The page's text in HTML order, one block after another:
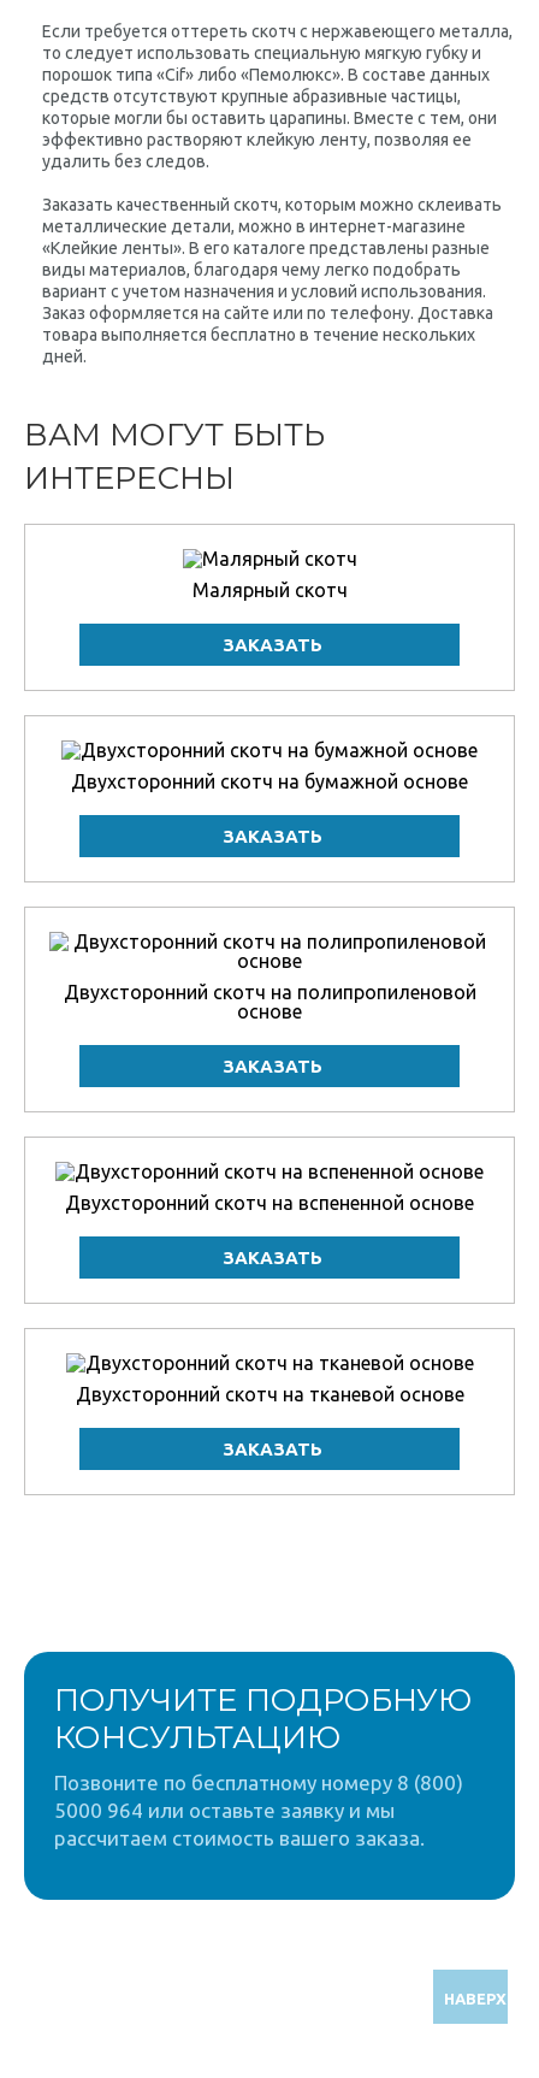
Если требуется оттереть скотч с нержавеющего металла,
то следует использовать специальную мягкую губку и
порошок типа «Cif» либо «Пемолюкс». В составе данных
средств отсутствуют крупные абразивные частицы,
которые могли бы оставить царапины. Вместе с тем, они
эффективно растворяют клейкую ленту, позволяя ее
удалить без следов.
Заказать качественный скотч, которым можно склеивать
металлические детали, можно в интернет-магазине
«Клейкие ленты». В его каталоге представлены разные
виды материалов, благодаря чему легко подобрать
вариант с учетом назначения и условий использования.
Заказ оформляется на сайте или по телефону. Доставка
товара выполняется бесплатно в течение нескольких
дней.
ВАМ МОГУТ БЫТЬ
ИНТЕРЕСНЫ
Малярный скотч
Двухсторонний скотч на бумажной основе
Двухсторонний скотч на полипропиленовой
основе
Двухсторонний скотч на вспененной основе
Двухсторонний скотч на тканевой основе
ПОЛУЧИТЕ ПОДРОБНУЮ
КОНСУЛЬТАЦИЮ
Позвоните по бесплатному номеру 8 (800)
5000 964 или оставьте заявку и мы
рассчитаем стоимость вашего заказа.
НАВЕРХ